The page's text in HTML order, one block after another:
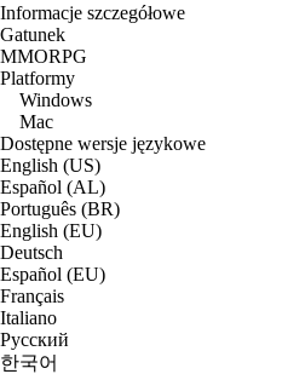
Informacje szczegółowe
Gatunek
MMORPG
Platformy
Windows
Mac
Dostępne wersje językowe
English (US)
Español (AL)
Português (BR)
English (EU)
Deutsch
Español (EU)
Français
Italiano
Русский
한국어